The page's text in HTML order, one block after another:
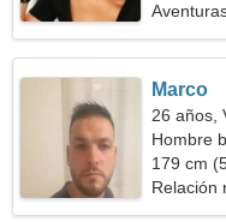
Marco
26 años,
Hombre
179 cm
Relación